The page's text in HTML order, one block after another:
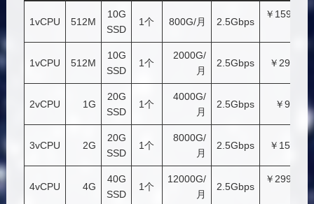
1vCPU 512M
10G
SSD
1个 800G/月 2.5Gbps
￥159.99/
1vCPU 512M
10G
SSD
1个
2000G/
月
2.5Gbps ￥299/年
2vCPU 1G
20G
SSD
1个
4000G/
月
2.5Gbps ￥90/月
3vCPU 2G
20G
SSD
1个
8000G/
月
2.5Gbps ￥154/月
4vCPU 4G
40G
SSD
1个
12000G/
月
2.5Gbps
￥299.99/